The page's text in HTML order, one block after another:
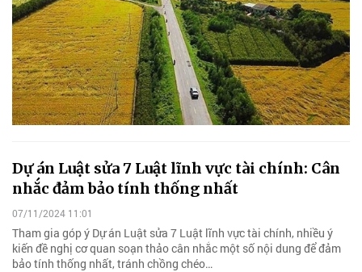
Dự án Luật sửa 7 Luật lĩnh vực tài chính: Cân
nhắc đảm bảo tính thống nhất
07/11/2024 11:01
Tham gia góp ý Dự án Luật sửa 7 Luật lĩnh vực tài chính, nhiều ý
kiến đề nghị cơ quan soạn thảo cân nhắc một số nội dung để đảm
bảo tính thống nhất, tránh chồng chéo…